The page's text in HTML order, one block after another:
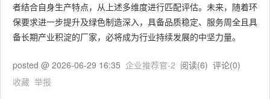
者结合自身生产特点，从上述多维度进行匹配评估。未来，随着环
保要求进一步提升及绿色制造深入，具备品质稳定、服务周全且具
备长期产业积淀的厂家，必将成为行业持续发展的中坚力量。
posted @ 2026-06-29 16:35 企业推荐官-2 阅读(6) 评论(0)
收藏 举报